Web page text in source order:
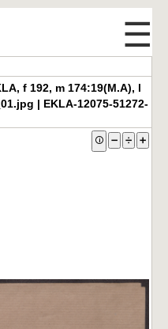
☰
f 192, m 174:19(M.A), l
| EKLA-12075-51272-